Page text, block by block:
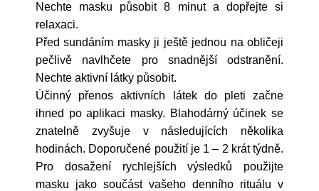
Nechte masku působit 8 minut a dopřejte si
relaxaci.
Před sundáním masky ji ještě jednou na obličeji
pečlivě navlhčete pro snadnější odstranění.
Nechte aktivní látky působit.
Účinný přenos aktivních látek do pleti začne
ihned po aplikaci masky. Blahodárný účinek se
znatelně zvyšuje v následujících několika
hodinách. Doporučené použití je 1 – 2 krát týdně.
Pro dosažení rychlejších výsledků použijte
masku jako součást vašeho denního rituálu v